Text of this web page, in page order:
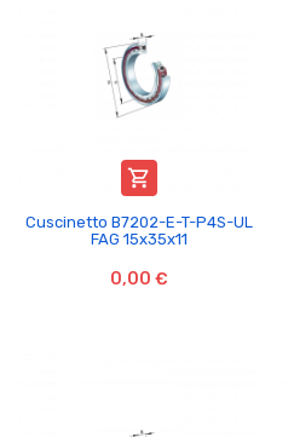

Cuscinetto B7202-E-T-P4S-UL
FAG 15x35x11
0,00 €